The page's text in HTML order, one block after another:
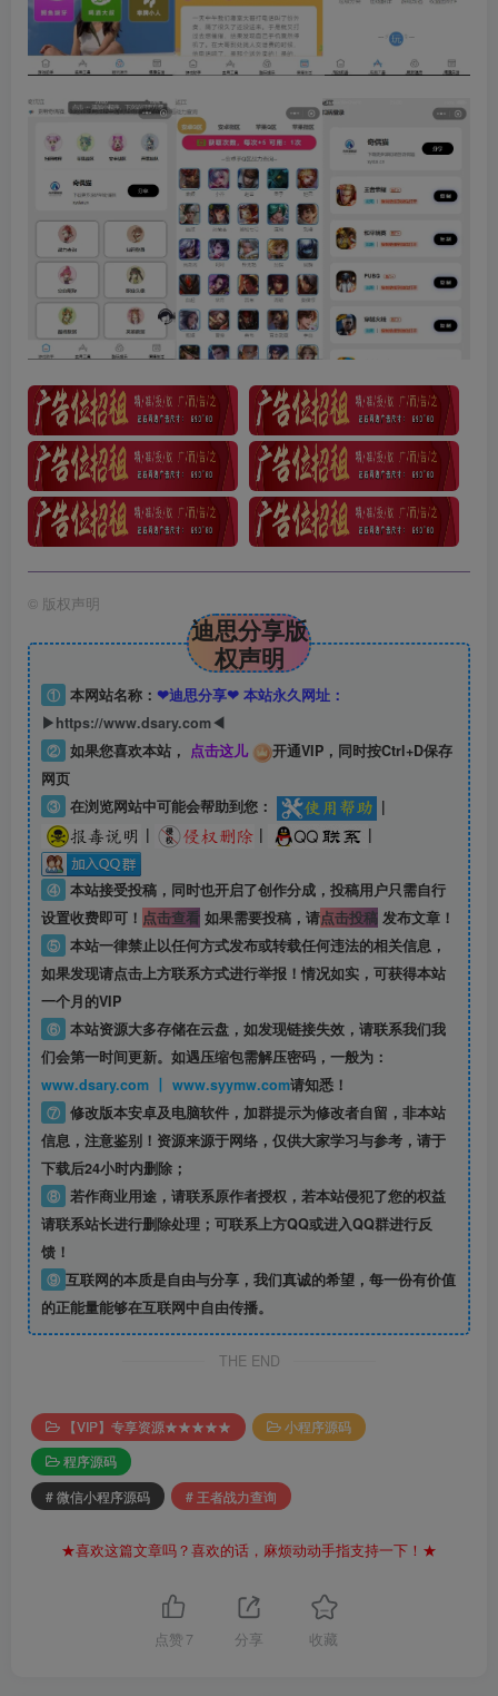
© 版权声明
迪思分享版
权声明
① 本网站名称： ❤迪思分享❤ 本站永久网址：
▶https://www.dsary.com◀
② 如果您喜欢本站， 点击这儿
开通VIP，同时按Ctrl+D保存
网页
③ 在浏览网站中可能会帮助到您：
|
|
| |
④ 本站接受投稿，同时也开启了创作分成，投稿用户只需自行
设置收费即可！ 点击查看如果需要投稿，请点击投稿发布文章！
⑤ 本站一律禁止以任何方式发布或转载任何违法的相关信息，
如果发现请点击上方联系方式进行举报！情况如实，可获得本站
一个月的VIP
⑥ 本站资源大多存储在云盘，如发现链接失效，请联系我们我
们会第一时间更新。如遇压缩包需解压密码，一般为：
www.dsary.com 丨 www.syymw.com请知悉！
⑦ 修改版本安卓及电脑软件，加群提示为修改者自留， 非本站
信息，注意鉴别！资源来源于网络，仅供大家学习与参考，请于
下载后24小时内删除；
⑧ 若作商业用途，请联系原作者授权，若本站侵犯了您的权益
请联系站长进行删除处理；可联系上方QQ或进入QQ群进行反
馈！
⑨ 互联网的本质是自由与分享，我们真诚的希望，每一份有价值
的正能量能够在互联网中自由传播。
THE END
【VIP】专享资源★★★★★
小程序源码
程序源码
# 微信小程序源码
# 王者战力查询
★喜欢这篇文章吗？喜欢的话，麻烦动动手指支持一下！★
点赞 7 分享 收藏